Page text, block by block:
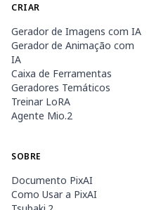
CRIAR
Gerador de Imagens com IA
Gerador de Animação com
IA
Caixa de Ferramentas
Geradores Temáticos
Treinar LoRA
Agente Mio.2
SOBRE
Documento PixAI
Como Usar a PixAI